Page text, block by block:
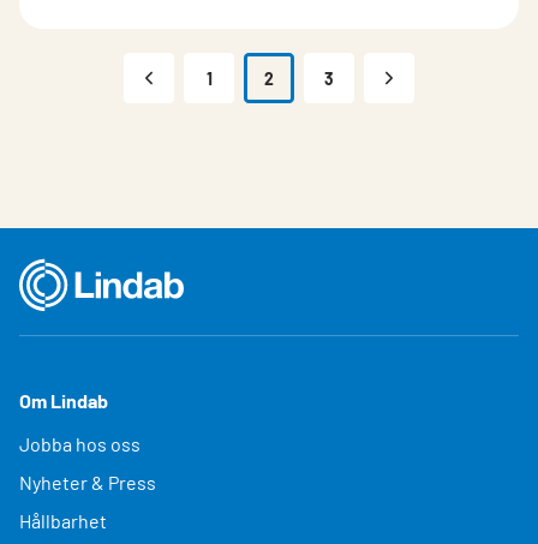
1 2 3
Om Lindab
Jobba hos oss
Nyheter & Press
Hållbarhet